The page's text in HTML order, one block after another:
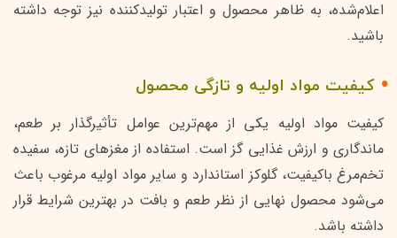
اعلام‌شده، به ظاهر محصول و اعتبار تولیدکننده نیز توجه داشته
باشید.
کیفیت مواد اولیه و تازگی محصول
کیفیت مواد اولیه یکی از مهم‌ترین عوامل تأثیرگذار بر طعم،
ماندگاری و ارزش غذایی گز است. استفاده از مغزهای تازه، سفیده
تخم‌مرغ باکیفیت، گلوکز استاندارد و سایر مواد اولیه مرغوب باعث
می‌شود محصول نهایی از نظر طعم و بافت در بهترین شرایط قرار
داشته باشد.